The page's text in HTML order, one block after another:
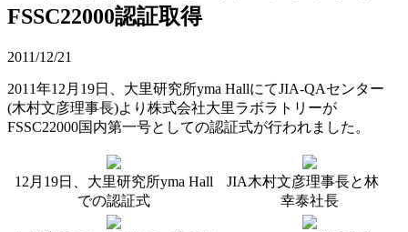
FSSC22000認証取得
2011/12/21
2011年12月19日、大里研究所yma HallにてJIA-QAセンター
(木村文彦理事長)より株式会社大里ラボラトリーが
FSSC22000国内第一号としての認証式が行われました。
12月19日、大里研究所yma Hall
での認証式
JIA木村文彦理事長と林
幸泰社長